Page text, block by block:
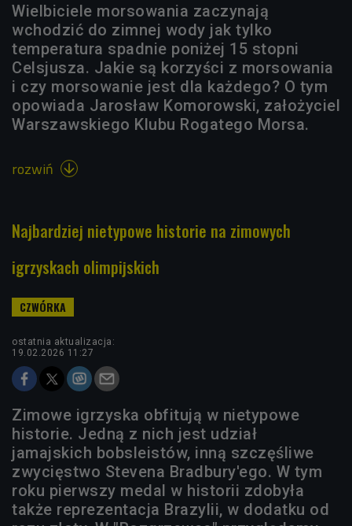
Wielbiciele morsowania zaczynają
wchodzić do zimnej wody jak tylko
temperatura spadnie poniżej 15 stopni
Celsjusza. Jakie są korzyści z morsowania
i czy morsowanie jest dla każdego? O tym
opowiada Jarosław Komorowski, założyciel
Warszawskiego Klubu Rogatego Morsa.
rozwiń 
Najbardziej nietypowe historie na zimowych
igrzyskach olimpijskich
ostatnia aktualizacja:
19.02.2026 11:27
Zimowe igrzyska obfitują w nietypowe
historie. Jedną z nich jest udział
jamajskich bobsleistów, inną szczęśliwe
zwycięstwo Stevena Bradbury'ego. W tym
roku pierwszy medal w historii zdobyła
także reprezentacja Brazylii, w dodatku od